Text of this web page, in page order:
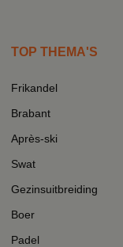
TOP THEMA'S
Frikandel
Brabant
Après-ski
Swat
Gezinsuitbreiding
Boer
Padel